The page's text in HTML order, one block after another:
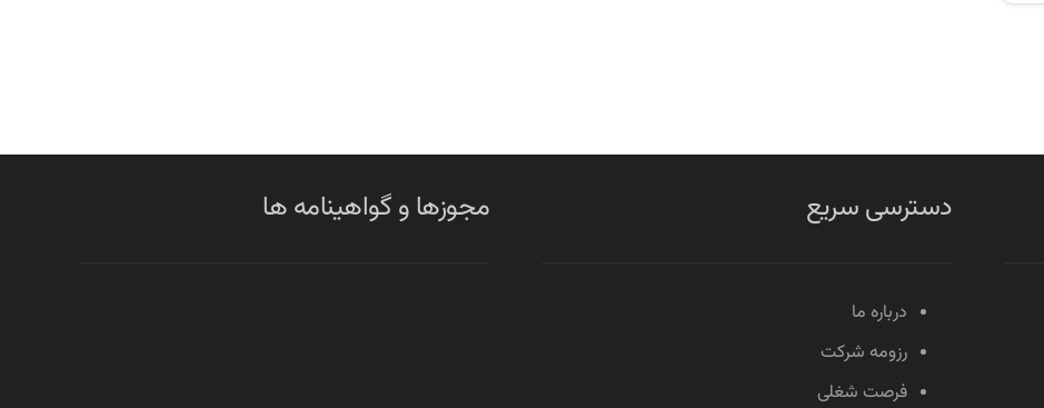
دسترسی سریع
درباره ما
رزومه شرکت
فرصت شغلی
مجوزها و گواهینامه ها